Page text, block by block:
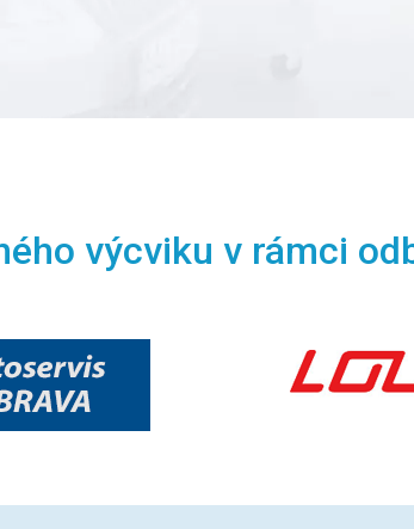
výcviku v rámci